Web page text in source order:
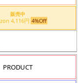
販売中
Amazon 4,116円 4%Off
PRODUCT